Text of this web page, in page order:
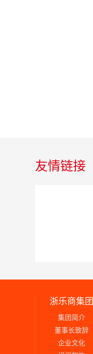
友情链接
浙乐商集团
集团简介
董事长致辞
企业文化